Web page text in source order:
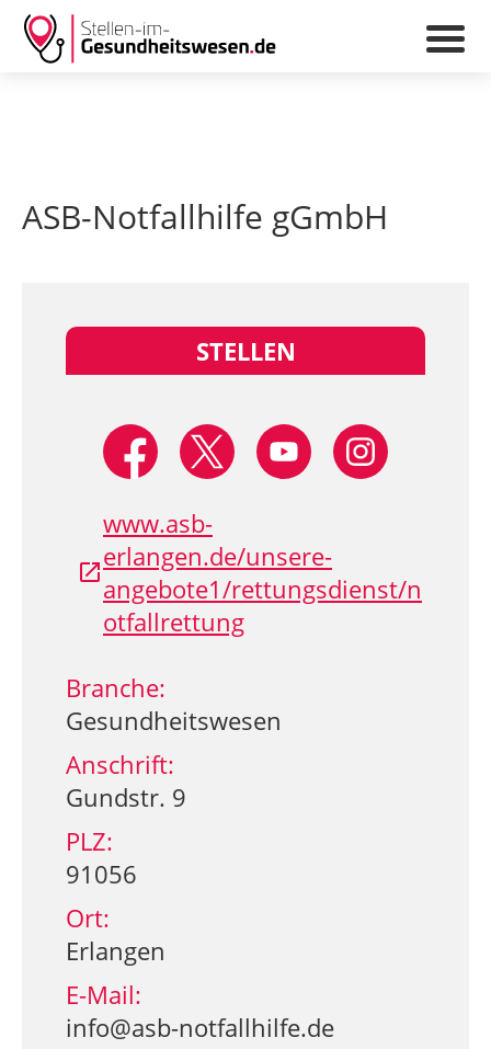
ASB-Notfallhilfe gGmbH
STELLEN
www.asb-
erlangen.de/unsere-
angebote1/rettungsdienst/n
otfallrettung
Branche:
Gesundheitswesen
Anschrift:
Gundstr. 9
PLZ:
91056
Ort:
Erlangen
E-Mail:
info@asb-notfallhilfe.de